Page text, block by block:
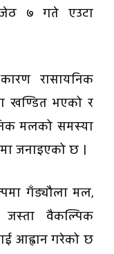
७ गते एउटा
रासायनिक
खण्डित भएको र
मलको समस्या
जनाइएको छ ।
गँड्यौला मल,
वैकल्पिक
आह्वान गरेको छ